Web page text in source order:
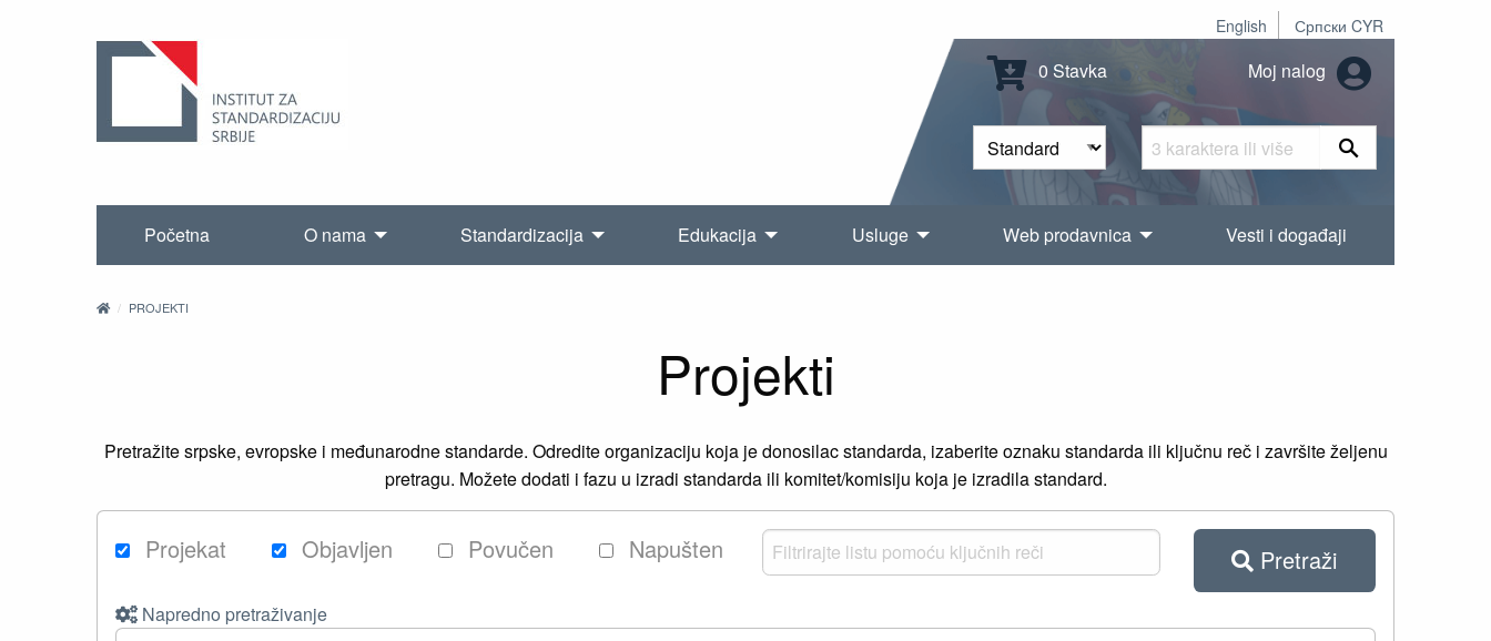
English Српски CYR
0 Stavka Moj nalog
Početna O nama Standardizacija Edukacija Usluge Web prodavnica Vesti i događaji
PROJEKTI
Projekti
Pretražite srpske, evropske i međunarodne standarde. Odredite organizaciju koja je donosilac standarda, izaberite oznaku standarda ili ključnu reč i završite željenu
pretragu. Možete dodati i fazu u izradi standarda ili komitet/komisiju koja je izradila standard.
Projekat Objavljen Povučen Napušten Pretraži
Napredno pretraživanje